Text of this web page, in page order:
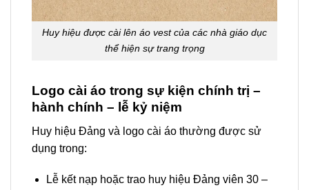
Huy hiệu được cài lên áo vest của các nhà giáo dục
thể hiện sự trang trọng
Logo cài áo trong sự kiện chính trị –
hành chính – lễ kỷ niệm
Huy hiệu Đảng và logo cài áo thường được sử
dụng trong:
Lễ kết nạp hoặc trao huy hiệu Đảng viên 30 –